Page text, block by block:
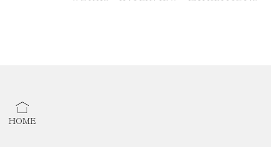
・海外にひとりで渡航。
・ネパールの村で学校の先生をした後に、世界一周。
HOME